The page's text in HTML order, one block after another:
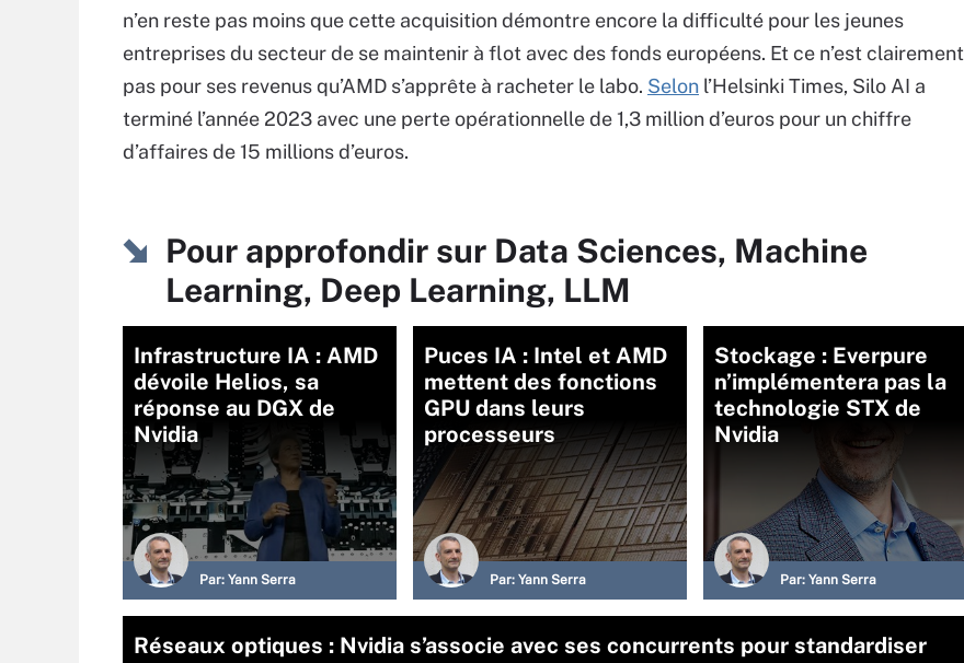
n’en reste pas moins que cette acquisition démontre encore la difficulté pour les jeunes
entreprises du secteur de se maintenir à flot avec des fonds européens. Et ce n’est clairement
pas pour ses revenus qu’AMD s’apprête à racheter le labo. Selon l’Helsinki Times, Silo AI a
terminé l’année 2023 avec une perte opérationnelle de 1,3 million d’euros pour un chiffre
d’affaires de 15 millions d’euros.
Pour approfondir sur Data Sciences, Machine
Learning, Deep Learning, LLM
Infrastructure IA : AMD
dévoile Helios, sa
réponse au DGX de
Nvidia
Par: Yann Serra
Puces IA : Intel et AMD
mettent des fonctions
GPU dans leurs
processeurs
Par: Yann Serra
Stockage : Everpure
n’implémentera pas la
technologie STX de
Nvidia
Par: Yann Serra
Réseaux optiques : Nvidia s’associe avec ses concurrents pour standardiser